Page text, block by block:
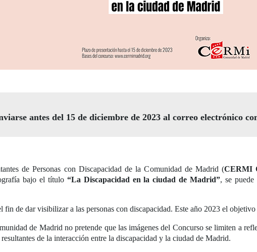
antes del 15 de diciembre de 2023 al correo electrónico
de Personas con Discapacidad de la Comunidad de Madrid (CERMI
bajo el título “La Discapacidad en la ciudad de Madrid”, se
fin de dar visibilizar a las personas con discapacidad. Este año 2023 el
de Madrid no pretende que las imágenes del Concurso se limiten a
de la interacción entre la discapacidad y la ciudad de Madrid.